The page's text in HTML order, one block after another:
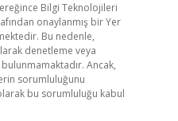
Bilgi Teknolojileri
onaylanmış bir Yer
Bu nedenle,
denetleme veya
Ancak,
sorumluluğunu
bu sorumluluğu kabul